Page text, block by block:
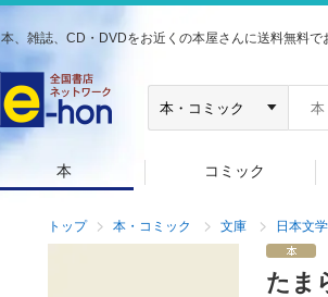
本、雑誌、CD・DVDをお近くの本屋さんに送料無料で
本 コミック
トップ 本・コミック 文庫 日本文学
たま